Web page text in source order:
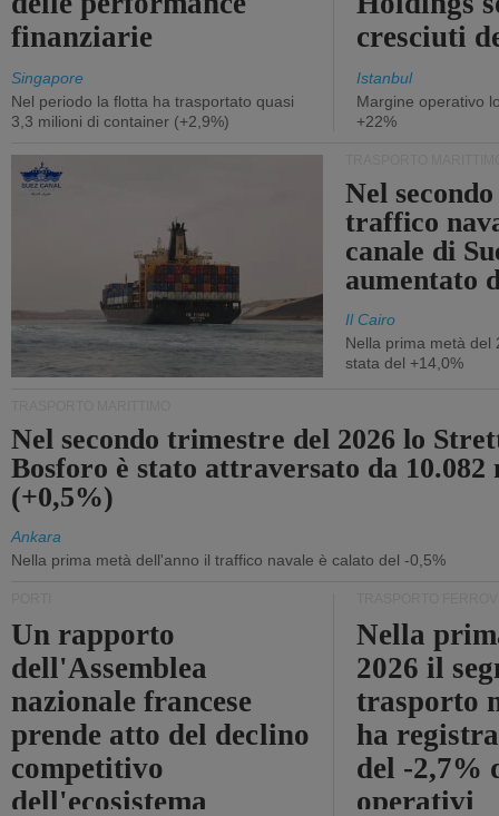
finanziarie
Singapore
Nel periodo la flotta ha trasportato quasi
3,3 milioni di container (+2,9%)
cresciuti
Istanbul
Margine operativo
+22%
Nel
traffico
canale di
aumentato
Il Cairo
Nella prima metà del
stata del +14,0%
Nel secondo trimestre del 2026 lo
Bosforo è stato attraversato da 10.082
(+0,5%)
Ankara
Nella prima metà dell'anno il traffico navale è calato del -0,5%
Un rapporto
dell'Assemblea
nazionale francese
prende atto del declino
competitivo
dell'ecosistema
Nella
2026 il
trasporto
ha
del -2,7%
operativi